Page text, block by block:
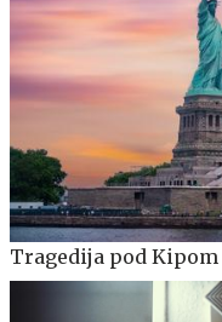
Tragedija pod Kipom